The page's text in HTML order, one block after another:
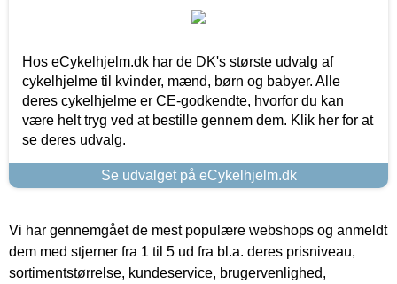
Hos eCykelhjelm.dk har de DK's største udvalg af
cykelhjelme til kvinder, mænd, børn og babyer. Alle
deres cykelhjelme er CE-godkendte, hvorfor du kan
være helt tryg ved at bestille gennem dem. Klik her for at
se deres udvalg.
Se udvalget på eCykelhjelm.dk
Vi har gennemgået de mest populære webshops og anmeldt
dem med stjerner fra 1 til 5 ud fra bl.a. deres prisniveau,
sortimentstørrelse, kundeservice, brugervenlighed,